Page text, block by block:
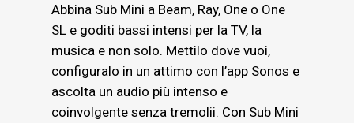
Abbina Sub Mini a Beam, Ray, One o One
SL e goditi bassi intensi per la TV, la
musica e non solo. Mettilo dove vuoi,
configuralo in un attimo con l’app Sonos e
ascolta un audio più intenso e
coinvolgente senza tremolii. Con Sub Mini